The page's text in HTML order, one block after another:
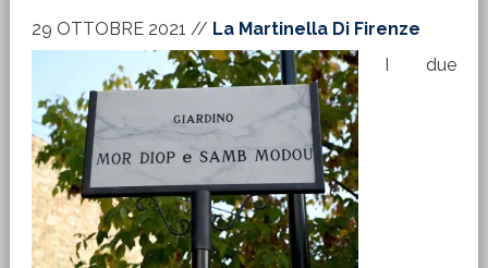
29 OTTOBRE 2021 // La Martinella Di Firenze
I due